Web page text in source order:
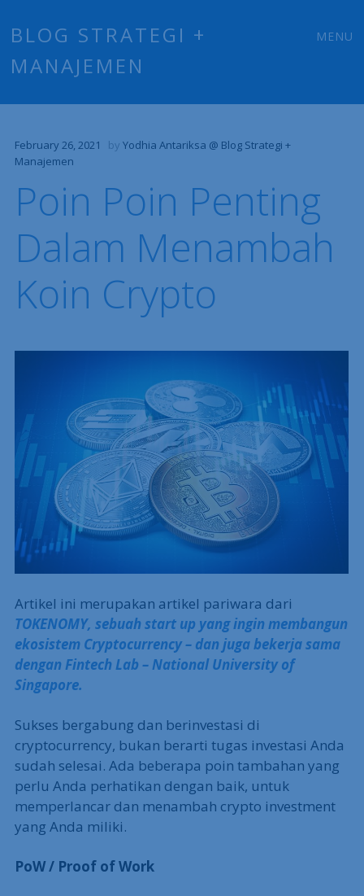
BLOG STRATEGI +
MANAJEMEN
MENU
February 26, 2021 by Yodhia Antariksa @ Blog Strategi +
Manajemen
Poin Poin Penting
Dalam Menambah
Koin Crypto
Artikel ini merupakan artikel pariwara dari
TOKENOMY, sebuah start up yang ingin membangun
ekosistem Cryptocurrency – dan juga bekerja sama
dengan Fintech Lab – National University of
Singapore.
Sukses bergabung dan berinvestasi di
cryptocurrency, bukan berarti tugas investasi Anda
sudah selesai. Ada beberapa poin tambahan yang
perlu Anda perhatikan dengan baik, untuk
memperlancar dan menambah crypto investment
yang Anda miliki.
PoW / Proof of Work